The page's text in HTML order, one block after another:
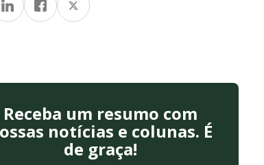
Receba um resumo com
notícias e colunas. É
de graça!